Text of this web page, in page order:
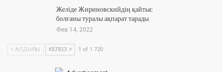
Желіде Жириновскийдің қайтыс
болғаны туралы ақпарат тарады
Фев 14, 2022
АЛДЫҢҒЫ КЕЛЕСІ 1 of 1 720